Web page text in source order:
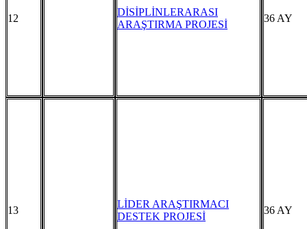
12
DİSİPLİNLERARASI
ARAŞTIRMA PROJESİ
36 AY
13
LİDER ARAŞTIRMACI
DESTEK PROJESİ
36 AY